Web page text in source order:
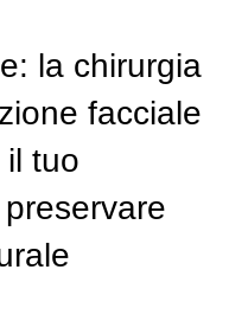
la chirurgia
facciale
tuo